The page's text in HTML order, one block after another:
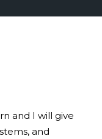
and I will give
and